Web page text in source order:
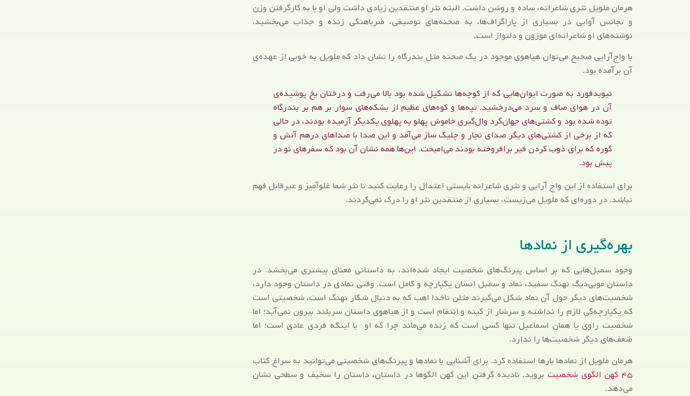
هرمان ملویل نثری شاعرانه، ساده و روشن داشت. البته نثر او منتقدین زیادی داشت ولی او با به کارگرفتن وزن
و تجانس آوایی در بسیاری از پاراگراف‌ها، به صحنه‌های توصیفی، ضرباهنگی زنده و جذاب می‌بخشید.
نوشته‌های او شاعرانه‌ای موزون و دلنواز است.
با واج‌آرایی صحیح می‌توان هیاهوی موجود در یک صحنه مثل بندرگاه را نشان داد که ملویل به خوبی از عهده‌ی
آن برآمده بود.
نیوبدفورد به صورت ایوان‌هایی که از کوچه‌ها تشکیل شده بود بالا می‌رفت و درختان یخ پوشیده‌ی
آن در هوای صاف و سرد می‌درخشید. تپه‌ها و کوه‌های عظیم از بشکه‌های سوار بر هم بر بندرگاه
توده شده بود و کشتی‌های جهان‌گرد وال‌گیری خاموش پهلو به پهلوی یکدیگر آرمیده بودند، در حالی
که از برخی از کشتی‌های دیگر صدای نجار و چلیک ساز می‌آمد و این صدا با صداهای درهم آتش و
کوره که برای ذوب کردن قیر برافروخته بودند می‌امیخت. این‌ها همه نشان آن بود که سفرهای نو در
پیش بود.
برای استفاده از این واج آرایی و نثری شاعرانه بایستی اعتدال را رعایت کنید تا نثر شما غلوآمیز و عیرقابل فهم
نباشد. در دوره‌ای که ملویل می‌زیست، بسیاری از منتقدین نثر او را درک نمی‌کردند.
بهره‌گیری از نمادها
وجود سمبل‌هایی که بر اساس پیرنگ‌های شخصیت ایجاد شده‌اند، به داستانی معنای بیشتری می‌بخشد. در
داستان موبی‌دیگ نهنگ سفید، نماد و سمبل انسان یکپارچه و کامل است. وقتی نمادی در داستان وجود دارد،
شخصیت‌های دیگر حول آن نماد شکل می‌گیرند مثلن ناخدا اهب که به دنبال شکار نهنگ است، شخصیتی است
که یکپارچه‌گی لازم را نداشته و سرشار از کینه و انتقام است و از هیاهوی داستان سربلند بیرون نمی‌آید؛ اما
شخصیت راوی یا همان اسماعیل تنها کسی است که زنده می‌ماند چرا که او با اینکه فردی عادی است؛ اما
ضعف‌های دیگر شخصیت‌ها را ندارد.
هرمان ملویل از نمادها بارها استفاده کرد. برای آشنایی با نمادها و پیرنگ‌های شخصیتی می‌توانید به سراغ کتاب
۴۵ کهن الگوی شخصیت
بروید. نادیده گرفتن این کهن الگوها در داستان، داستان را سخیف و سطحی نشان
می‌دهد.